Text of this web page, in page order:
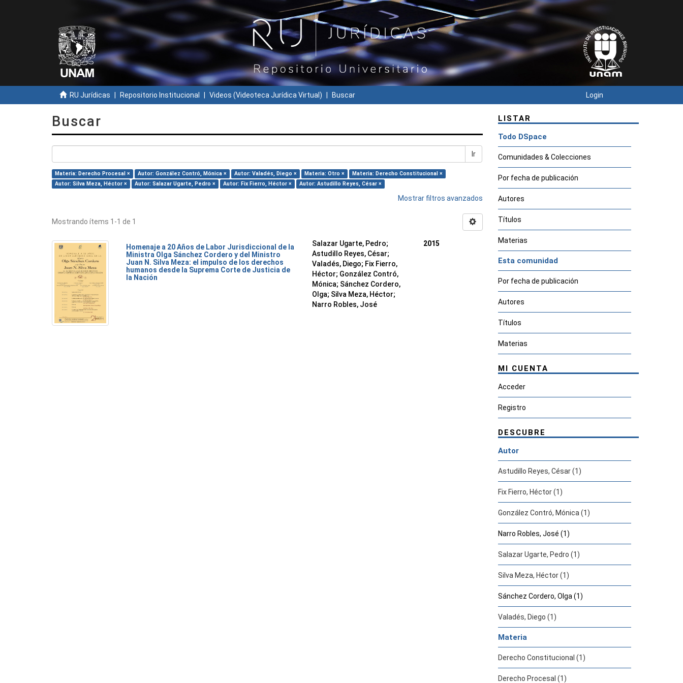
RU Jurídicas Repositorio Institucional Videos (Videoteca Jurídica Virtual) Buscar Login
Buscar
Ir
Materia: Derecho Procesal × Autor: González Contró, Mónica × Autor: Valadés, Diego × Materia: Otro ×
Materia: Derecho Constitucional ×
Autor: Silva Meza, Héctor ×
Autor: Salazar Ugarte, Pedro × Autor: Fix Fierro, Héctor × Autor: Astudillo Reyes, César ×
Mostrar filtros avanzados
Mostrando ítems 1-1 de 1
Homenaje a 20 Años de Labor Jurisdiccional de la
Ministra Olga Sánchez Cordero y del Ministro
Juan N. Silva Meza: el impulso de los derechos
humanos desde la Suprema Corte de Justicia de
la Nación
Salazar Ugarte, Pedro;
Astudillo Reyes, César;
Valadés, Diego; Fix Fierro,
Héctor; González Contró,
Mónica; Sánchez Cordero,
Olga; Silva Meza, Héctor;
Narro Robles, José
2015
LISTAR
Todo DSpace
Comunidades & Colecciones
Por fecha de publicación
Autores
Títulos
Materias
Esta comunidad
Por fecha de publicación
Autores
Títulos
Materias
MI CUENTA
Acceder
Registro
DESCUBRE
Autor
Astudillo Reyes, César (1)
Fix Fierro, Héctor (1)
González Contró, Mónica (1)
Narro Robles, José (1)
Salazar Ugarte, Pedro (1)
Silva Meza, Héctor (1)
Sánchez Cordero, Olga (1)
Valadés, Diego (1)
Materia
Derecho Constitucional (1)
Derecho Procesal (1)